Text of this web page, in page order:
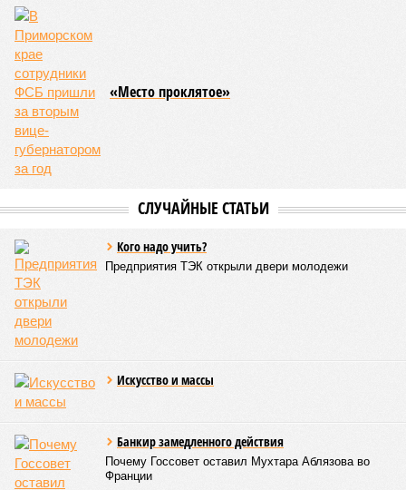
«Место проклятое»
СЛУЧАЙНЫЕ СТАТЬИ
Кого надо учить?
Предприятия ТЭК открыли двери молодежи
Искусство и массы
Банкир замедленного действия
Почему Госсовет оставил Мухтара Аблязова во
Франции